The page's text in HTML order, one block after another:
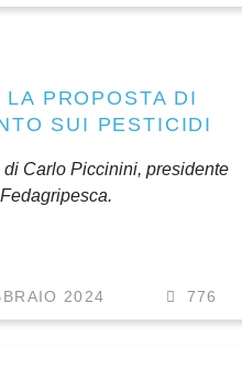
LA PROPOSTA DI
SUI PESTICIDI
Carlo Piccinini, presidente
2024 776